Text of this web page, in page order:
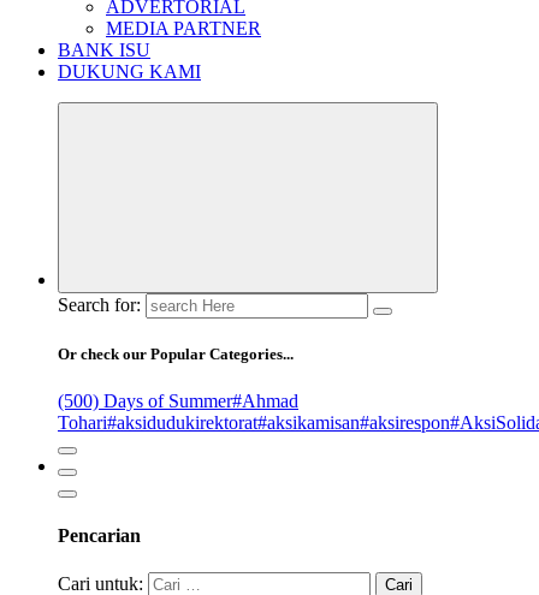
ADVERTORIAL
MEDIA PARTNER
BANK ISU
DUKUNG KAMI
Search for:
Or check our Popular Categories...
(500) Days of Summer#Ahmad
Tohari#aksidudukirektorat#aksikamisan#aksirespon
Pencarian
Cari untuk: